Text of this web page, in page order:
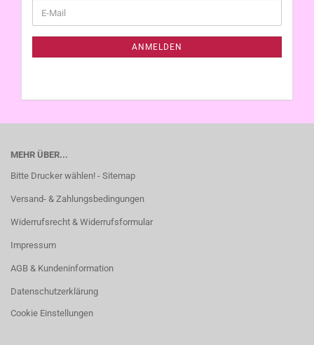
ZUR
E-
Mail
ANMELDEN
MEHR ÜBER...
Bitte Drucker wählen! - Sitemap
Versand- & Zahlungsbedingungen
Widerrufsrecht & Widerrufsformular
Impressum
AGB & Kundeninformation
Datenschutzerklärung
Cookie Einstellungen